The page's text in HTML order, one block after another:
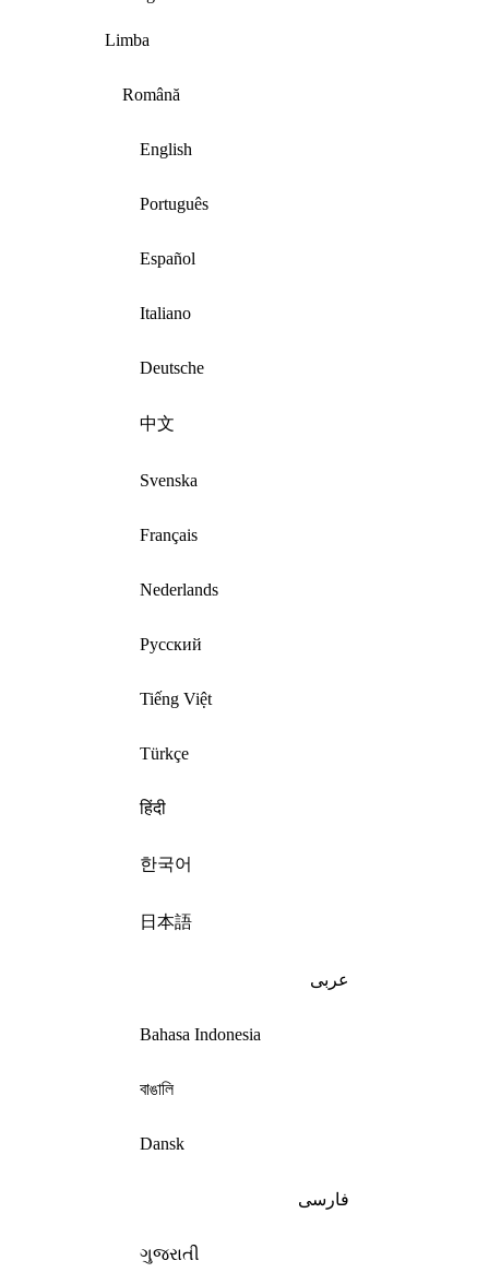
Limba
Română
English
Português
Español
Italiano
Deutsche
中文
Svenska
Français
Nederlands
Русский
Tiếng Việt
Türkçe
हिंदी
한국어
日本語
عربى
Bahasa Indonesia
বাঙালি
Dansk
فارسی
ગુજરાતી